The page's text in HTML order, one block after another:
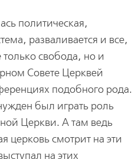
политическая,
разваливается и все,
только свобода, но и
Совете Церквей
подобного рода.
был играть роль
Церкви. А там ведь
церковь смотрит на эти
на этих